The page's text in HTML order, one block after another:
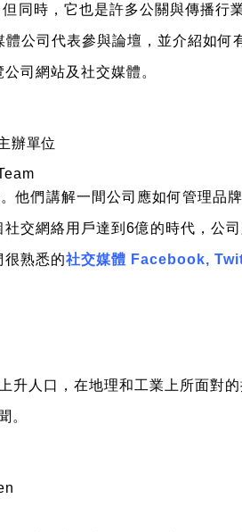
同時，它也是許多公關與傳播行
公司代表參與論壇，並介紹如何
司網站及社交媒體。
辦單位
他們講解一間公司應如何管理品
交網絡用戶達到6億的時代，公
很熟悉的社交媒體 Facebook,
升人口，在地理和工業上所面對的
。